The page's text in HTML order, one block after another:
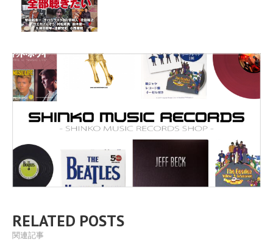
RELATED POSTS
関連記事